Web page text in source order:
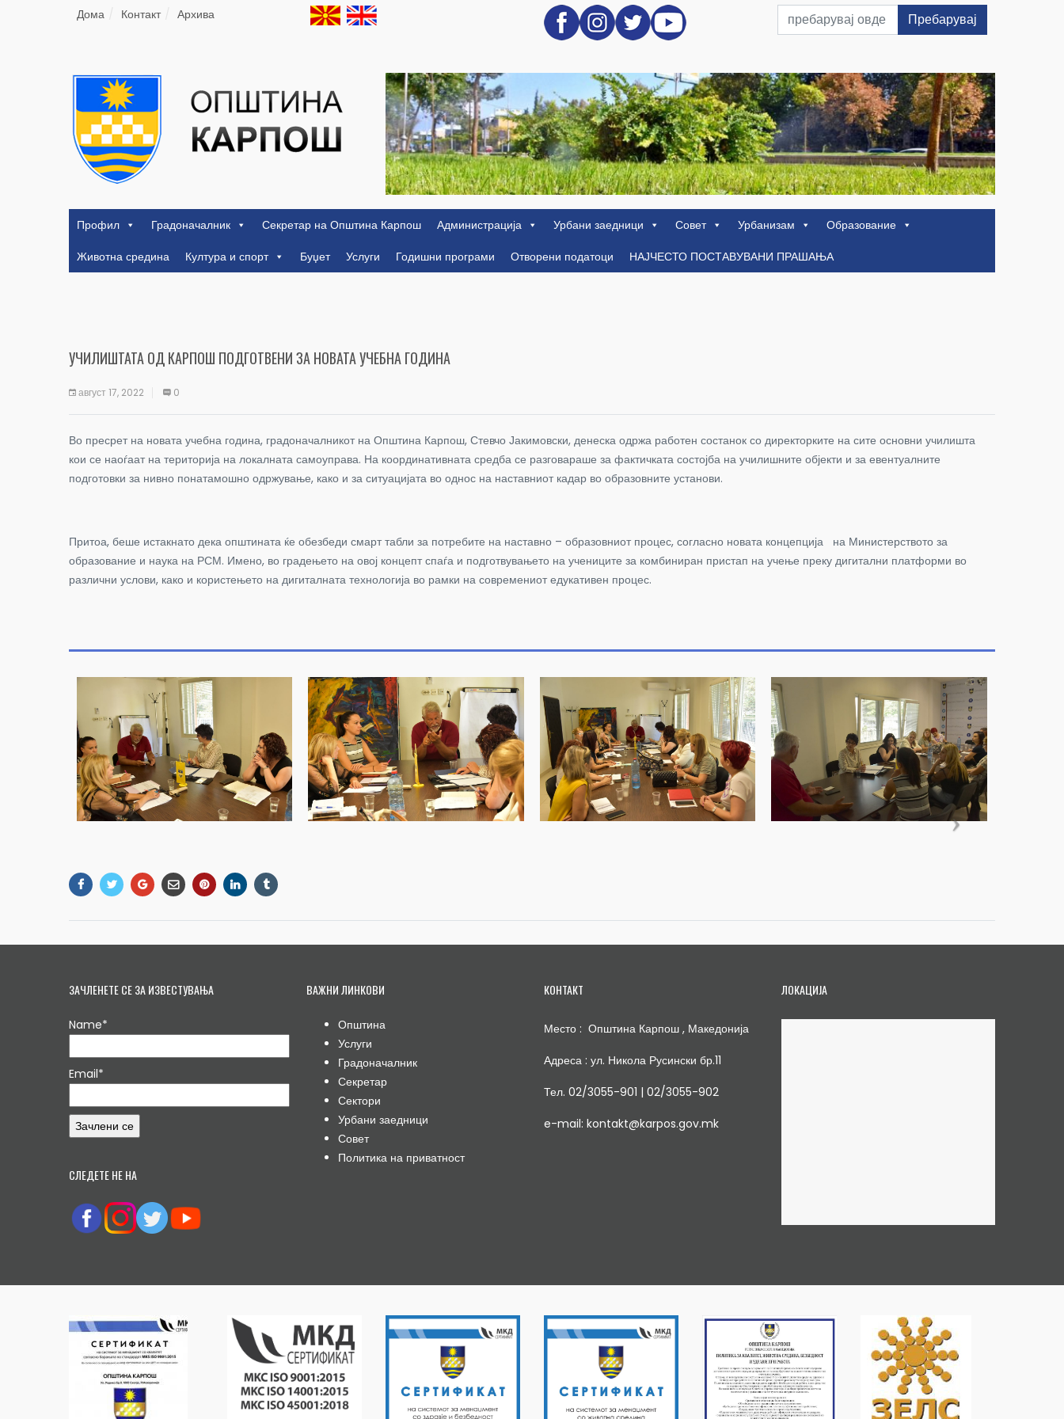
Дома Контакт Архива Пребарувај
Профил Градоначалник Секретар на Општина Карпош Администрација Урбани заедници Совет Урбанизам
Образование
Животна средина
Култура и спорт Буџет Услуги Годишни програми Отворени податоци НАЈЧЕСТО ПОСТАВУВАНИ ПРАШАЊА
УЧИЛИШТАТА ОД КАРПОШ ПОДГОТВЕНИ ЗА НОВАТА УЧЕБНА ГОДИНА
август 17, 2022 0
Во пресрет на новата учебна година, градоначалникот на Општина Карпош, Стевчо Јакимовски, денеска одржа работен состанок со директорките на сите основни училишта
кои се наоѓаат на територија на локалната самоуправа. На координативната средба се разговараше за фактичката состојба на училишните објекти и за евентуалните
подготовки за нивно понатамошно одржување, како и за ситуацијата во однос на наставниот кадар во образовните установи.
Притоа, беше истакнато дека општината ќе обезбеди смарт табли за потребите на наставно – образовниот процес, согласно новата концепција на Министерството за
образование и наука на РСМ. Имено, во градењето на овој концепт спаѓа и подготвувањето на учениците за комбиниран пристап на учење преку дигитални платформи во
различни услови, како и користењето на дигиталната технологија во рамки на современиот едукативен процес.
ЗАЧЛЕНЕТЕ СЕ ЗА ИЗВЕСТУВАЊА
Name*
Email*
СЛЕДЕТЕ НЕ НА
ВАЖНИ ЛИНКОВИ
Општина
Услуги
Градоначалник
Секретар
Сектори
Урбани заедници
Совет
Политика на приватност
КОНТАКТ
Место : Општина Карпош , Македонија
Адреса : ул. Никола Русински бр.11
Тел. 02/3055-901 | 02/3055-902
e-mail: kontakt@karpos.gov.mk
ЛОКАЦИЈА